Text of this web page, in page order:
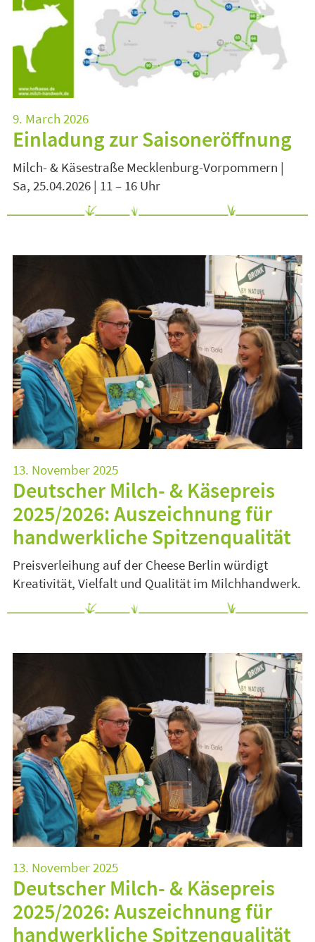
9. March 2026
Einladung zur Saisoneröffnung
Milch- & Käsestraße Mecklenburg-Vorpommern |
Sa, 25.04.2026 | 11 – 16 Uhr
13. November 2025
Deutscher Milch- & Käsepreis
2025/2026: Auszeichnung für
handwerkliche Spitzenqualität
Preisverleihung auf der Cheese Berlin würdigt
Kreativität, Vielfalt und Qualität im Milchhandwerk.
13. November 2025
Deutscher Milch- & Käsepreis
2025/2026: Auszeichnung für
handwerkliche Spitzenqualität